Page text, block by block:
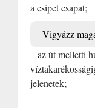
a csipet csapat;
Vigyázz
– az út melletti
jelenetek;